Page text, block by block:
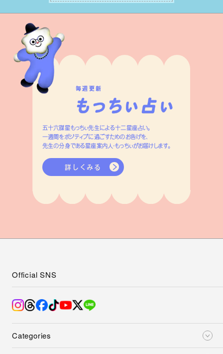
変えましょう。
毎週更新
五十六謀星もっちぃ先生による十二星座占い。
一週間をポジティブに過ごすためのお告げを、
先生の分身である星座案内人・もっちぃがお届けします。
詳しくみる
Categories
Official SNS